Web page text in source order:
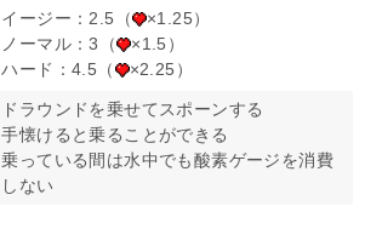
イージー：2.5（
×1.25）
ノーマル：3（
×1.5）
ハード：4.5（
×2.25）
ドラウンドを乗せてスポーンする
手懐けると乗ることができる
乗っている間は水中でも酸素ゲージを消費
しない